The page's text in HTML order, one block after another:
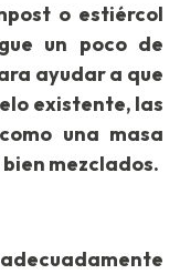
o estiércol
un poco de
ayudar a que
existente, las
una masa
mezclados.